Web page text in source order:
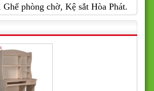
phòng chờ, Kệ sắt Hòa Phát.